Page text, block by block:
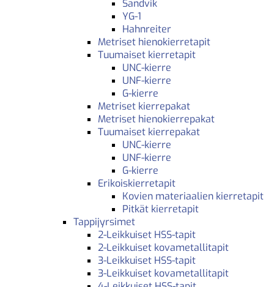
Sandvik
YG-1
Hahnreiter
Metriset hienokierretapit
Tuumaiset kierretapit
UNC-kierre
UNF-kierre
G-kierre
Metriset kierrepakat
Metriset hienokierrepakat
Tuumaiset kierrepakat
UNC-kierre
UNF-kierre
G-kierre
Erikoiskierretapit
Kovien materiaalien kierretapit
Pitkät kierretapit
Tappijyrsimet
2-Leikkuiset HSS-tapit
2-Leikkuiset kovametallitapit
3-Leikkuiset HSS-tapit
3-Leikkuiset kovametallitapit